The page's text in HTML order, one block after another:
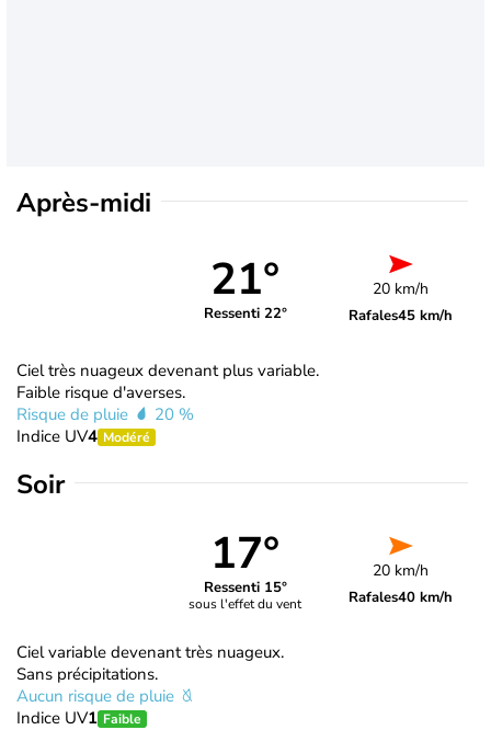
Après-midi
21°
Ressenti 22°
20 km/h
Rafales45 km/h
Ciel très nuageux devenant plus variable.
Faible risque d'averses.
Risque de pluie
20 %
Indice UV4 Modéré
Soir
17°
Ressenti 15°
sous l'effet du vent
20 km/h
Rafales40 km/h
Ciel variable devenant très nuageux.
Sans précipitations.
Aucun risque de pluie
Indice UV1 Faible